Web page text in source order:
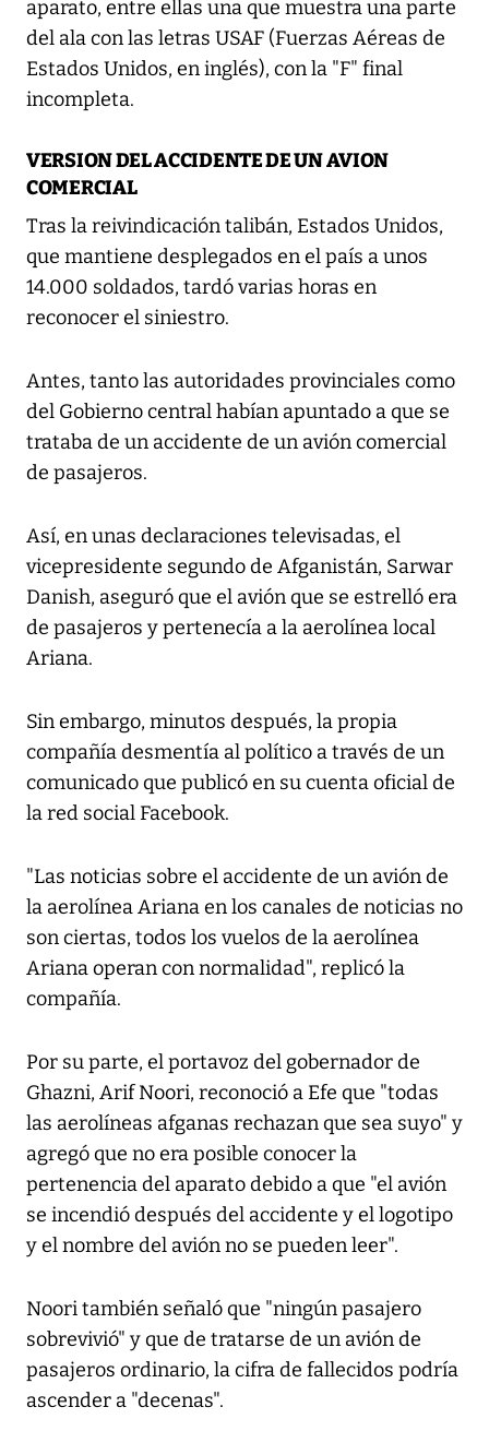
aparato, entre ellas una que muestra una parte
del ala con las letras USAF (Fuerzas Aéreas de
Estados Unidos, en inglés), con la "F" final
incompleta.
VERSION DEL ACCIDENTE DE UN AVION
COMERCIAL
Tras la reivindicación talibán, Estados Unidos,
que mantiene desplegados en el país a unos
14.000 soldados, tardó varias horas en
reconocer el siniestro.
Antes, tanto las autoridades provinciales como
del Gobierno central habían apuntado a que se
trataba de un accidente de un avión comercial
de pasajeros.
Así, en unas declaraciones televisadas, el
vicepresidente segundo de Afganistán, Sarwar
Danish, aseguró que el avión que se estrelló era
de pasajeros y pertenecía a la aerolínea local
Ariana.
Sin embargo, minutos después, la propia
compañía desmentía al político a través de un
comunicado que publicó en su cuenta oficial de
la red social Facebook.
"Las noticias sobre el accidente de un avión de
la aerolínea Ariana en los canales de noticias no
son ciertas, todos los vuelos de la aerolínea
Ariana operan con normalidad", replicó la
compañía.
Por su parte, el portavoz del gobernador de
Ghazni, Arif Noori, reconoció a Efe que "todas
las aerolíneas afganas rechazan que sea suyo" y
agregó que no era posible conocer la
pertenencia del aparato debido a que "el avión
se incendió después del accidente y el logotipo
y el nombre del avión no se pueden leer".
Noori también señaló que "ningún pasajero
sobrevivió" y que de tratarse de un avión de
pasajeros ordinario, la cifra de fallecidos podría
ascender a "decenas".